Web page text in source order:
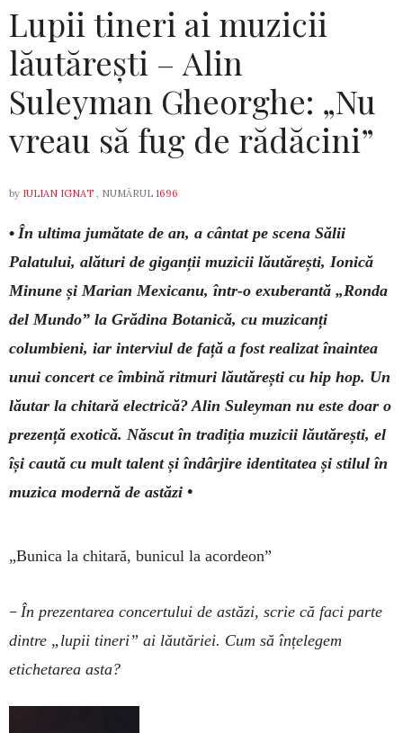
Lupii tineri ai muzicii
lăutărești – Alin
Suleyman Gheorghe: „Nu
vreau să fug de rădăcini”
by IULIAN IGNAT , NUMĂRUL 1696
• În ultima jumătate de an, a cântat pe scena Sălii
Palatului, alături de giganții muzicii lăutărești, Ionică
Minune și Marian Mexicanu, într-o exuberantă „Ronda
del Mundo” la Grădina Botanică, cu muzicanți
columbieni, iar interviul de față a fost realizat înaintea
unui concert ce îmbină ritmuri lăutărești cu hip hop. Un
lăutar la chitară electrică? Alin Suleyman nu este doar o
prezență exotică. Născut în tradiția muzicii lăutărești, el
își caută cu mult talent și îndârjire identitatea și stilul în
muzica modernă de astăzi •
„Bunica la chitară, bunicul la acordeon”
– În prezentarea concertului de astăzi, scrie că faci parte
dintre „lupii tineri” ai lăutăriei. Cum să înțelegem
etichetarea asta?